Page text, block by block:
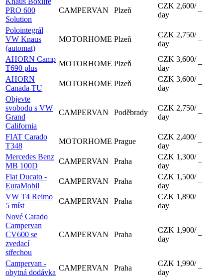
PRO 600
Solution
CAMPERVAN Plzeň
CZK 2,600/
day
–
Polointegrál
VW Knaus
(automat)
MOTORHOME Plzeň
CZK 2,750/
day
–
AHORN Camp
T690 plus
MOTORHOME Plzeň
CZK 3,600/
day
–
AHORN
Canada TU
MOTORHOME Plzeň
CZK 3,600/
day
–
Objevte
svobodu s VW
Grand
California
CAMPERVAN Poděbrady
CZK 2,750/
day
–
FIAT Carado
T348
MOTORHOME Prague
CZK 2,400/
day
–
Mercedes Benz
MB 100D
CAMPERVAN Praha
CZK 1,300/
day
–
Fiat Ducato -
EuraMobil
CAMPERVAN Praha
CZK 1,500/
day
–
VW T4 Reimo
5 míst
CAMPERVAN Praha
CZK 1,890/
day
–
Nové Carado
Campervan
CV600 se
zvedací
střechou
CAMPERVAN Praha
CZK 1,900/
day
–
Campervan -
obytná dodávka
CAMPERVAN Praha
CZK 1,990/
day
–